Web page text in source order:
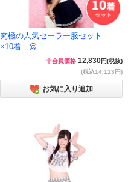
究極の人気セーラー服セット
×10着 @
非会員価格 12,830円(税抜)
(税込14,113円)
お気に入り追加